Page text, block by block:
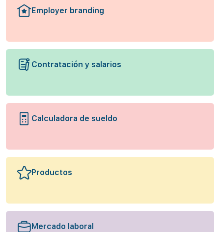
Employer branding
Contratación y salarios
Calculadora de sueldo
Productos
Mercado laboral